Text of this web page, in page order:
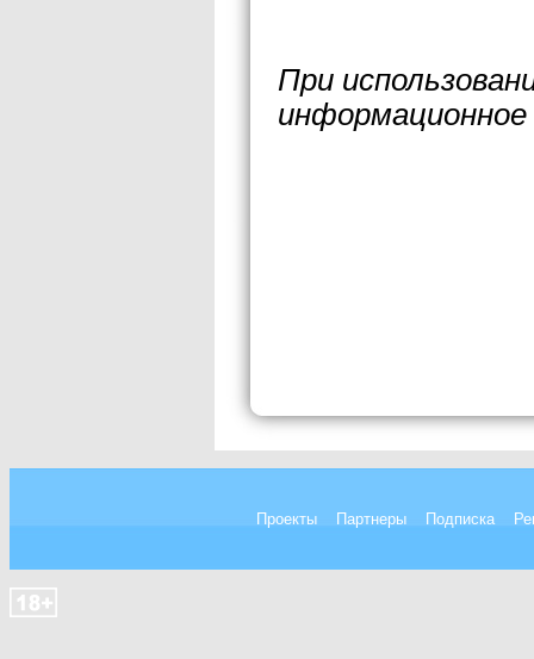
При
Проекты Партнеры Подписка